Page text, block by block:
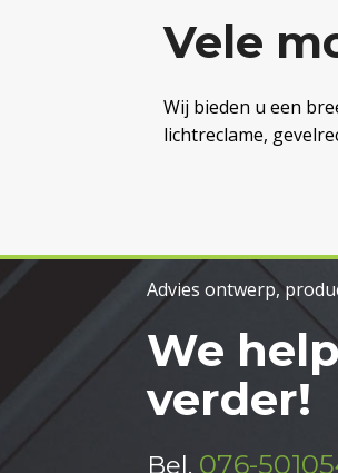
Vele
Wij bieden u een
lichtreclame,
Advies ontwerp,
We
verder!
Bel. 076-